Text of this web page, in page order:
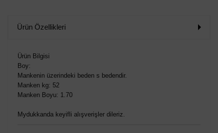
Ürün Özellikleri
Ürün Bilgisi
Boy:
Mankenin üzerindeki beden s bedendir.
Manken kg: 52
Manken Boyu: 1.70
Mydukkanda keyifli alışverişler dileriz.